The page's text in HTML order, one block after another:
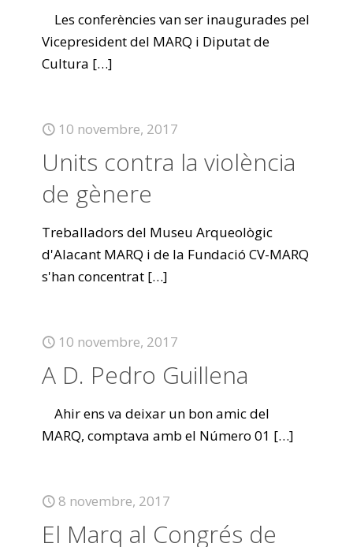
Les conferències van ser inaugurades pel
Vicepresident del MARQ i Diputat de
Cultura […]
10 novembre, 2017
Units contra la violència
de gènere
Treballadors del Museu Arqueològic
d'Alacant MARQ i de la Fundació CV-MARQ
s'han concentrat […]
10 novembre, 2017
A D. Pedro Guillena
Ahir ens va deixar un bon amic del
MARQ, comptava amb el Número 01 […]
8 novembre, 2017
El Marq al Congrés de